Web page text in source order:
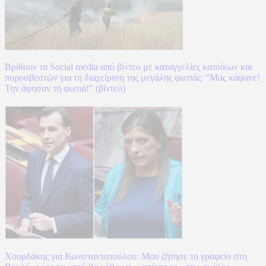
Βρίθουν τα Social media από βίντεο με καταγγελίες κατοίκων και
πυροσβεστών για τη διαχείριση της μεγάλης φωτιάς: "Μας κάψανε!
Την άφησαν τη φωτιά!" (βίντεο)
Χουρδάκης για Κωνσταντοπούλου: Μου ζήτησε το γραφείο στη